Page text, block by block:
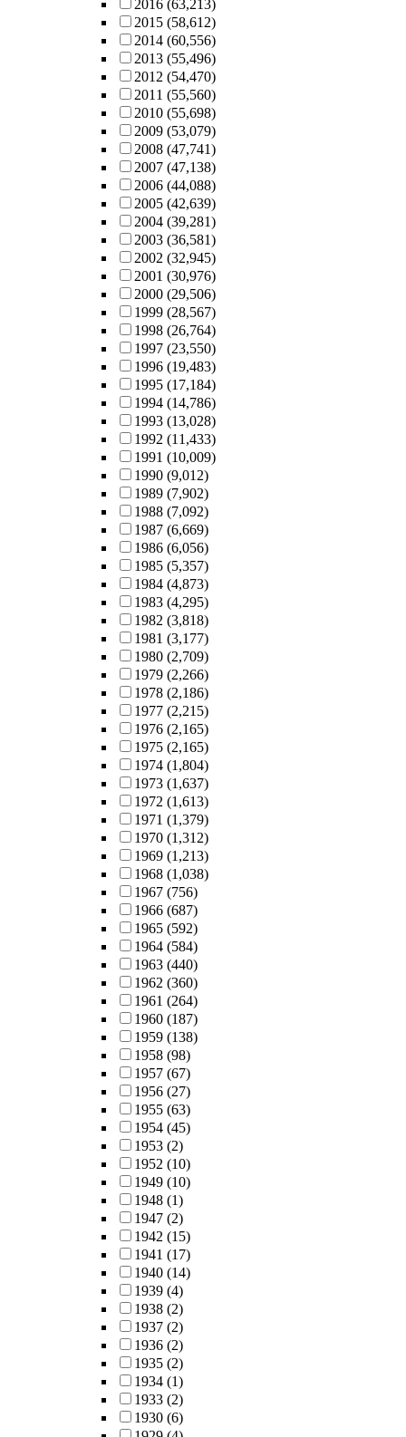
2016 (63,213)
2015 (58,612)
2014 (60,556)
2013 (55,496)
2012 (54,470)
2011 (55,560)
2010 (55,698)
2009 (53,079)
2008 (47,741)
2007 (47,138)
2006 (44,088)
2005 (42,639)
2004 (39,281)
2003 (36,581)
2002 (32,945)
2001 (30,976)
2000 (29,506)
1999 (28,567)
1998 (26,764)
1997 (23,550)
1996 (19,483)
1995 (17,184)
1994 (14,786)
1993 (13,028)
1992 (11,433)
1991 (10,009)
1990 (9,012)
1989 (7,902)
1988 (7,092)
1987 (6,669)
1986 (6,056)
1985 (5,357)
1984 (4,873)
1983 (4,295)
1982 (3,818)
1981 (3,177)
1980 (2,709)
1979 (2,266)
1978 (2,186)
1977 (2,215)
1976 (2,165)
1975 (2,165)
1974 (1,804)
1973 (1,637)
1972 (1,613)
1971 (1,379)
1970 (1,312)
1969 (1,213)
1968 (1,038)
1967 (756)
1966 (687)
1965 (592)
1964 (584)
1963 (440)
1962 (360)
1961 (264)
1960 (187)
1959 (138)
1958 (98)
1957 (67)
1956 (27)
1955 (63)
1954 (45)
1953 (2)
1952 (10)
1949 (10)
1948 (1)
1947 (2)
1942 (15)
1941 (17)
1940 (14)
1939 (4)
1938 (2)
1937 (2)
1936 (2)
1935 (2)
1934 (1)
1933 (2)
1930 (6)